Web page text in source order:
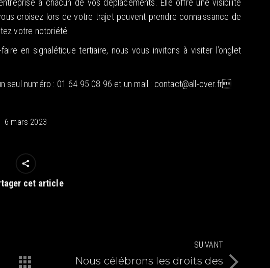
à chacun de vos déplacements. Elle offre une visibilité
croisez lors de votre trajet peuvent prendre connaissance de
votre notoriété.
en signalétique tertiaire, nous vous invitons à visiter l’onglet
seul numéro : 01 64 95 08 96 et un mail : contact@all-over.fr
6 mars 2023
cet article
SUIVANT
Nous célébrons les droits des